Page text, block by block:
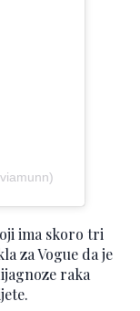
ima skoro tri
za Vogue da je
raka